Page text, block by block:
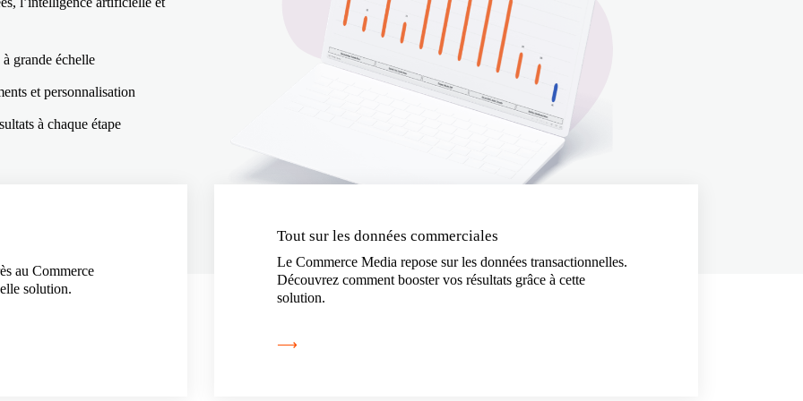
grande échelle
et personnalisation
à chaque étape
au Commerce
solution.
Tout sur les données commerciales
Le Commerce Media repose sur les données transactionnelles.
Découvrez comment booster vos résultats grâce à cette
solution.
⟶